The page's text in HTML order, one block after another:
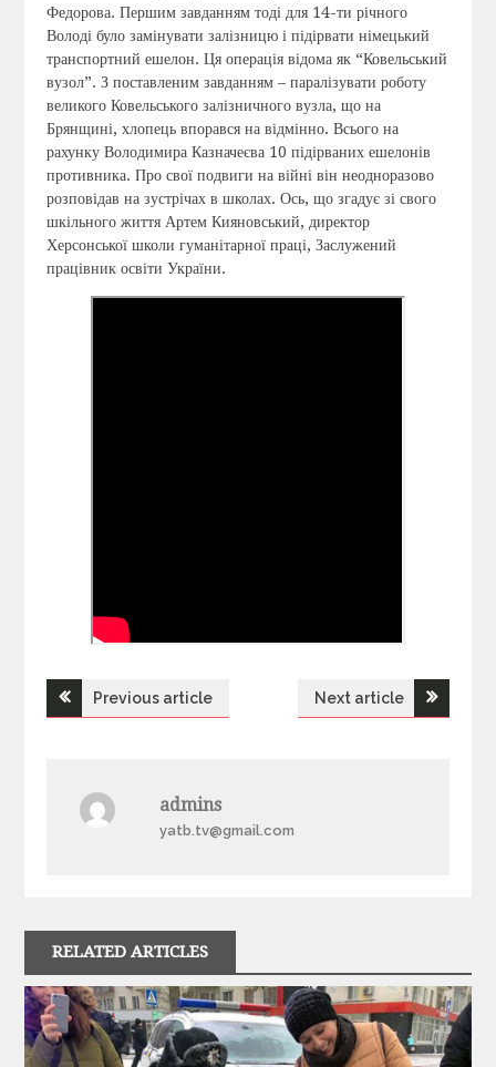
Федорова. Першим завданням тоді для 14-ти річного
Володі було замінувати залізницю і підірвати німецький
транспортний ешелон. Ця операція відома як “Ковельський
вузол”. З поставленим завданням – паралізувати роботу
великого Ковельського залізничного вузла, що на
Брянщині, хлопець впорався на відмінно. Всього на
рахунку Володимира Казначеєва 10 підірваних ешелонів
противника. Про свої подвиги на війні він неодноразово
розповідав на зустрічах в школах. Ось, що згадує зі свого
шкільного життя Артем Кияновський, директор
Херсонської школи гуманітарної праці, Заслужений
працівник освіти України.
Н
г
а
ц
Previous article Next article
admins
yatb.tv@gmail.com
RELATED ARTICLES